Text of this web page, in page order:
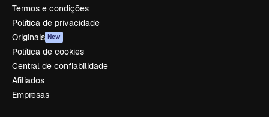
Termos e condições
Política de privacidade
Originais New
Política de cookies
Central de confiabilidade
Afiliados
Empresas